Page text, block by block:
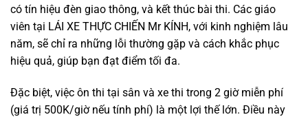
có tín hiệu đèn giao thông, và kết thúc bài thi. Các giáo
viên tại LÁI XE THỰC CHIẾN Mr KÍNH, với kinh nghiệm lâu
năm, sẽ chỉ ra những lỗi thường gặp và cách khắc phục
hiệu quả, giúp bạn đạt điểm tối đa.
Đặc biệt, việc ôn thi tại sân và xe thi trong 2 giờ miễn phí
(giá trị 500K/giờ nếu tính phí) là một lợi thế lớn. Điều này